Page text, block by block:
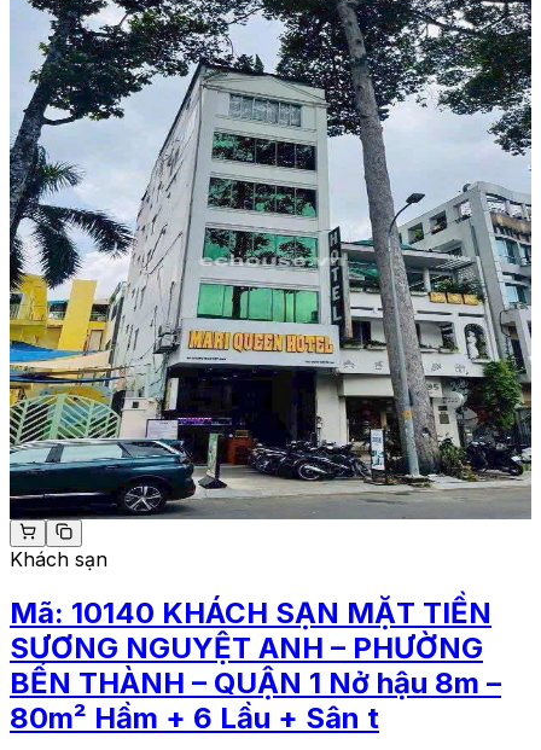
Khách sạn
Mã: 10140 KHÁCH SẠN MẶT TIỀN
SƯƠNG NGUYỆT ANH – PHƯỜNG
BẾN THÀNH – QUẬN 1 Nở hậu 8m –
80m² Hầm + 6 Lầu + Sân t